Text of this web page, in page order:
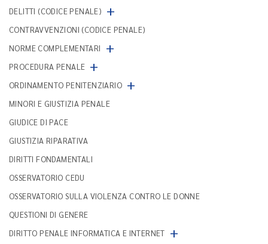
DELITTI (CODICE PENALE) +
CONTRAVVENZIONI (CODICE PENALE)
NORME COMPLEMENTARI
+
PROCEDURA PENALE +
ORDINAMENTO PENITENZIARIO +
MINORI E GIUSTIZIA PENALE
GIUDICE DI PACE
GIUSTIZIA RIPARATIVA
DIRITTI FONDAMENTALI
OSSERVATORIO CEDU
OSSERVATORIO SULLA VIOLENZA CONTRO LE DONNE
QUESTIONI DI GENERE
DIRITTO PENALE INFORMATICA E INTERNET +